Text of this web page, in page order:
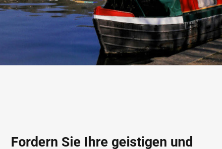
Fordern Sie Ihre geistigen und